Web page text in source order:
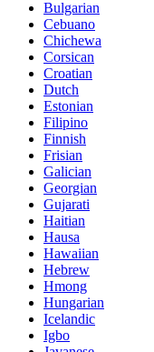
Bulgarian
Cebuano
Chichewa
Corsican
Croatian
Dutch
Estonian
Filipino
Finnish
Frisian
Galician
Georgian
Gujarati
Haitian
Hausa
Hawaiian
Hebrew
Hmong
Hungarian
Icelandic
Igbo